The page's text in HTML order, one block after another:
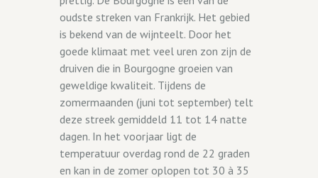
oudste streken van Frankrijk. Het gebied
is bekend van de wijnteelt. Door het
goede klimaat met veel uren zon zijn de
druiven die in Bourgogne groeien van
geweldige kwaliteit. Tijdens de
zomermaanden (juni tot september) telt
deze streek gemiddeld 11 tot 14 natte
dagen. In het voorjaar ligt de
temperatuur overdag rond de 22 graden
en kan in de zomer oplopen tot 30 à 35